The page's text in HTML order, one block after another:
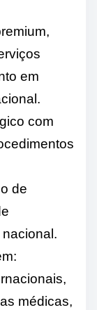
em
com
de
médicas,